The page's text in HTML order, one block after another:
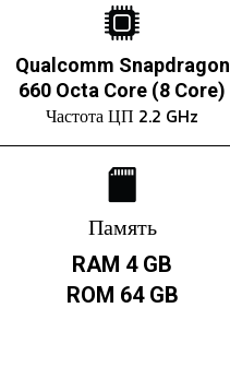
Qualcomm Snapdragon
660 Octa Core (8 Core)
Частота ЦП 2.2 GHz
Память
RAM 4 GB
ROM 64 GB